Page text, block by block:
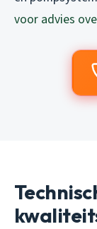
voor advies